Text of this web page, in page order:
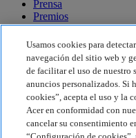
Prensa
Premios
Eventos
Sostenibilidad
Sostenibilidad
Responsabilidad social
Huella de carbono del
Proyecto Humanity
Usamos cookies para
navegación del sitio web y
de facilitar el uso de
anuncios personalizados. Si
cookies”, acepta el uso y la
Acer en conformidad con
cancelar su consentimiento